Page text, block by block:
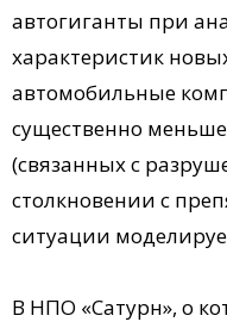
автогиганты при
характеристик
автомобильные
существенно
(связанных с
столкновении с
ситуации
В НПО «Сатурн», о